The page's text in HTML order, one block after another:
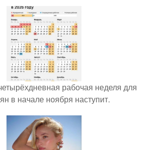
рабочая неделя для
в начале ноября наступит.